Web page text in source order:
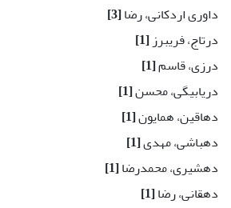
داوری اردکانی، رضا[3]
درتاج، فریبرز[1]
درزی، قاسم[1]
دریابیگی، محسن[1]
دهاقین، همایون[1]
دهباشی، مهدی[1]
دهشیری، محمدرضا[1]
دهقانی، رضا[1]